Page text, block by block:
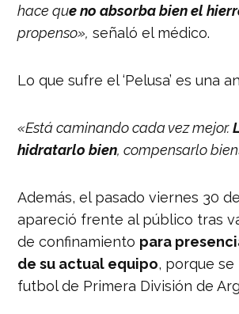
hace que no absorba bien el
propenso», señaló el médico.
Lo que sufre el ‘Pelusa’ es una
«Está caminando cada vez mejor.
hidratarlo bien, compensarlo
Además, el pasado viernes 30
apareció frente al público tras
de confinamiento para
de su actual equipo, porque
futbol de Primera División de